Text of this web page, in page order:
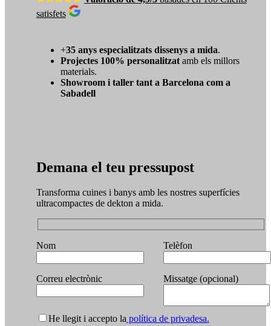
satisfets
+35 anys especialitzats dissenys a mida.
Projectes 100% personalitzatamb els millors
materials.
Showroom i taller tant a Barcelona com a
Sabadell
Demana el teu pressupost
Transforma cuines i banys amb les nostres superfícies
ultracompactes de dekton a mida.
Nom
Correu electrònic
Telèfon
Missatge (opcional)
He llegit i accepto la política de privadesa.